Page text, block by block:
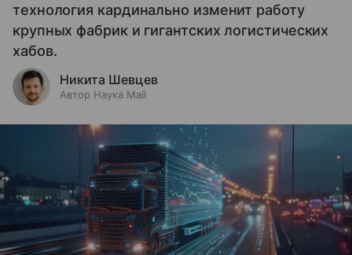
технология кардинально изменит работу
крупных фабрик и гигантских логистических
хабов.
Никита Шевцев
Автор Наука Mail